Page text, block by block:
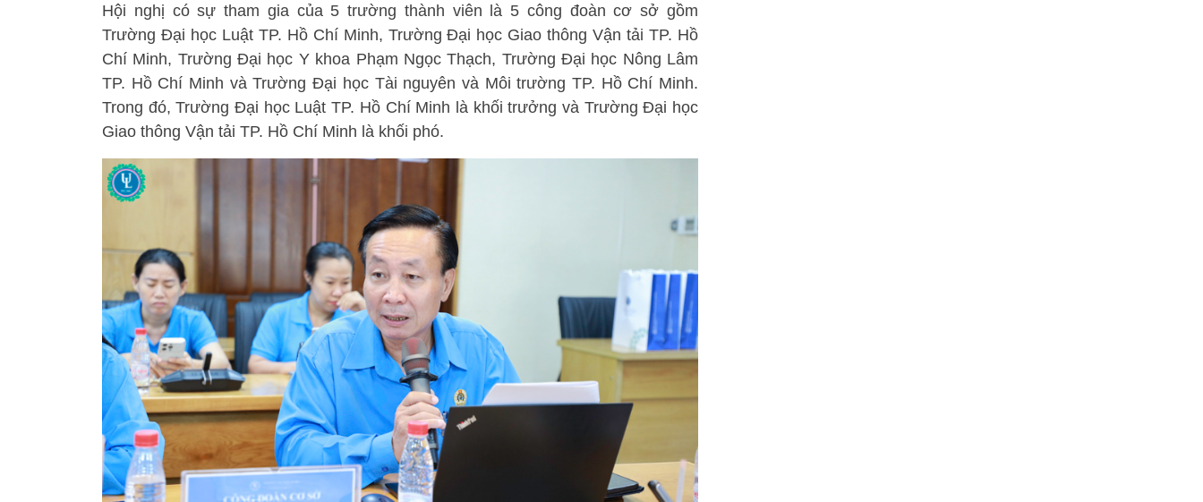
Hội nghị có sự tham gia của 5 trường thành viên là 5 công đoàn cơ sở gồm
Trường Đại học Luật TP. Hồ Chí Minh, Trường Đại học Giao thông Vận tải TP. Hồ
Chí Minh, Trường Đại học Y khoa Phạm Ngọc Thạch, Trường Đại học Nông Lâm
TP. Hồ Chí Minh và Trường Đại học Tài nguyên và Môi trường TP. Hồ Chí Minh.
Trong đó, Trường Đại học Luật TP. Hồ Chí Minh là khối trưởng và Trường Đại học
Giao thông Vận tải TP. Hồ Chí Minh là khối phó.